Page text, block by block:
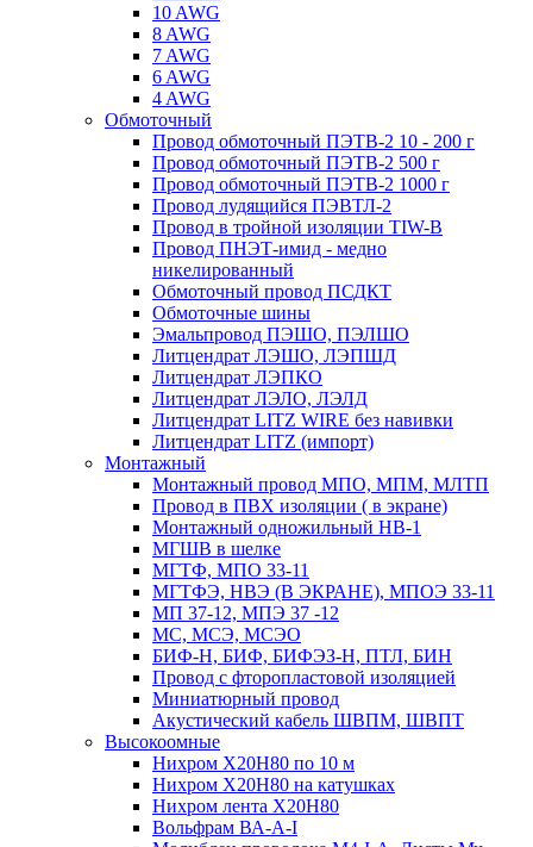
10 AWG
8 AWG
7 AWG
6 AWG
4 AWG
Обмоточный
Провод обмоточный ПЭТВ-2 10 - 200 г
Провод обмоточный ПЭТВ-2 500 г
Провод обмоточный ПЭТВ-2 1000 г
Провод лудящийся ПЭВТЛ-2
Провод в тройной изоляции TIW-B
Провод ПНЭТ-имид - медно
никелированный
Обмоточный провод ПСДКТ
Обмоточные шины
Эмальпровод ПЭШО, ПЭЛШО
Литцендрат ЛЭШО, ЛЭПШД
Литцендрат ЛЭПКО
Литцендрат ЛЭЛО, ЛЭЛД
Литцендрат LITZ WIRE без навивки
Литцендрат LITZ (импорт)
Монтажный
Монтажный провод МПО, МПМ, МЛТП
Провод в ПВХ изоляции ( в экране)
Монтажный одножильный HB-1
МГШВ в шелке
МГТФ, МПО 33-11
МГТФЭ, НВЭ (В ЭКРАНЕ), МПОЭ 33-11
МП 37-12, МПЭ 37 -12
МС, МСЭ, МСЭО
БИФ-Н, БИФ, БИФЭЗ-Н, ПТЛ, БИН
Провод с фторопластовой изоляцией
Миниатюрный провод
Акустический кабель ШВПМ, ШВПТ
Высокоомные
Нихром Х20Н80 по 10 м
Нихром Х20Н80 на катушках
Нихром лента Х20Н80
Вольфрам ВА-А-I